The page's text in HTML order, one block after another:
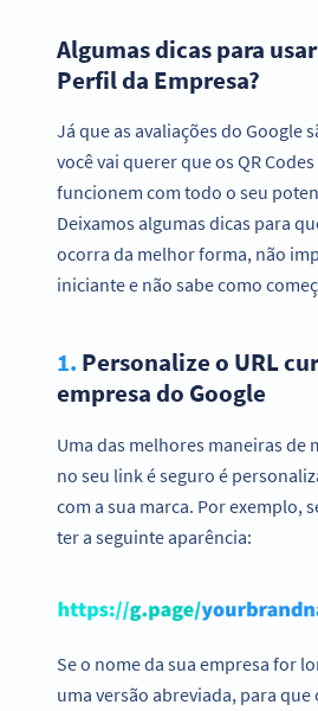
Algumas dicas para
Perfil da Empresa?
Já que as avaliações do Google
você vai querer que os QR
funcionem com todo o seu
Deixamos algumas dicas para
ocorra da melhor forma, não
iniciante e não sabe como
1. Personalize o URL
empresa do Google
Uma das melhores maneiras de
no seu link é seguro é
com a sua marca. Por exemplo,
ter a seguinte aparência:
Se o nome da sua empresa for
uma versão abreviada, para que